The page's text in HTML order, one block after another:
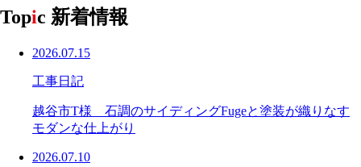
Topic 新着情報
2026.07.15
工事日記
越谷市T様 石調のサイディングFugeと塗装が織りなす
モダンな仕上がり
2026.07.10